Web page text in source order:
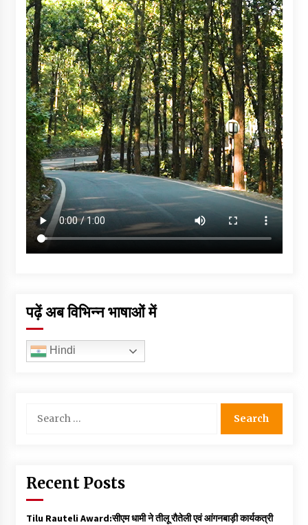
पढ़ें अब विभिन्न भाषाओं में
Hindi
for:
Recent Posts
Tilu Rauteli Award:सीएम धामी ने तीलू रौतेली एवं आंगनबाड़ी कार्यकत्री